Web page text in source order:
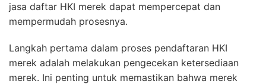
jasa daftar HKI merek dapat mempercepat dan
mempermudah prosesnya.
Langkah pertama dalam proses pendaftaran HKI
merek adalah melakukan pengecekan ketersediaan
merek. Ini penting untuk memastikan bahwa merek